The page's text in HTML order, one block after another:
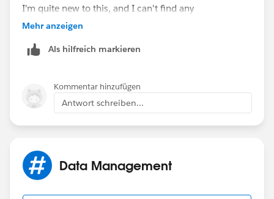
Cobes.
I'm quite new to this, and I can't find any
documentation on this.
Mehr anzeigen
Als hilfreich markieren
Kommentar hinzufügen
Antwort schreiben...
Data Management